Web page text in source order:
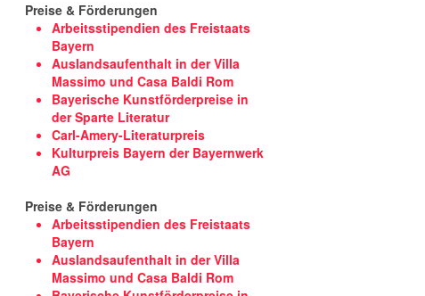
Preise & Förderungen
Arbeitsstipendien des Freistaats
Bayern
Auslandsaufenthalt in der Villa
Massimo und Casa Baldi Rom
Bayerische Kunstförderpreise in
der Sparte Literatur
Carl-Amery-Literaturpreis
Kulturpreis Bayern der Bayernwerk
AG
Preise & Förderungen
Arbeitsstipendien des Freistaats
Bayern
Auslandsaufenthalt in der Villa
Massimo und Casa Baldi Rom